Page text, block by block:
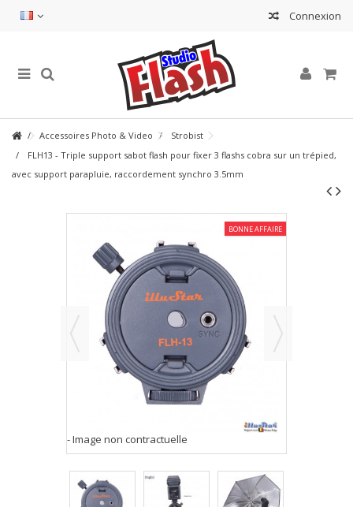
Connexion
Accessoires Photo & Video
Strobist
FLH13 - Triple support sabot flash pour fixer 3 flashs cobra sur un trépied,
avec support parapluie, raccordement synchro 3.5mm
BONNE AFFAIRE
- Image non contractuelle